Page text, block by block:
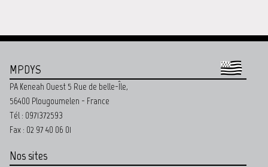
MPDYS
PA Keneah Ouest 5 Rue de belle-Île,
56400 Plougoumelen - France
Tél : 0971372593
Fax : 02 97 40 06 01
Nos sites